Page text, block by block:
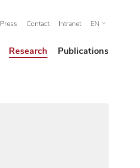
Press Contact Intranet EN
Research Publications